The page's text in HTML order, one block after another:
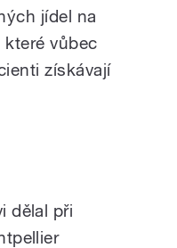
jídel na
které vůbec
získávají
dělal při